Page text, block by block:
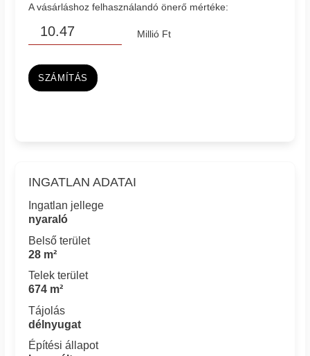
A vásárláshoz felhasználandó önerő mértéke:
Millió Ft
SZÁMÍTÁS
INGATLAN ADATAI
Ingatlan jellege
nyaraló
Belső terület
28 m²
Telek terület
674 m²
Tájolás
délnyugat
Építési állapot